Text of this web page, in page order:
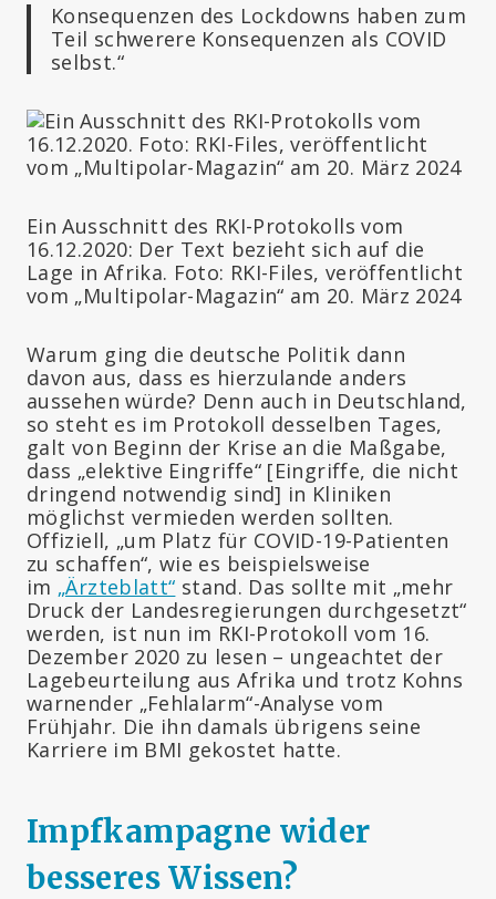
Konsequenzen des Lockdowns haben zum
Teil schwerere Konsequenzen als COVID
selbst.“
Ein Ausschnitt des RKI-Protokolls vom
16.12.2020: Der Text bezieht sich auf die
Lage in Afrika. Foto: RKI-Files, veröffentlicht
vom „Multipolar-Magazin“ am 20. März 2024
Warum ging die deutsche Politik dann
davon aus, dass es hierzulande anders
aussehen würde? Denn auch in Deutschland,
so steht es im Protokoll desselben Tages,
galt von Beginn der Krise an die Maßgabe,
dass „elektive Eingriffe“ [Eingriffe, die nicht
dringend notwendig sind] in Kliniken
möglichst vermieden werden sollten.
Offiziell, „um Platz für COVID-19-Patienten
zu schaffen“, wie es beispielsweise
im „Ärzteblatt“ stand. Das sollte mit „mehr
Druck der Landesregierungen durchgesetzt“
werden, ist nun im RKI-Protokoll vom 16.
Dezember 2020 zu lesen – ungeachtet der
Lagebeurteilung aus Afrika und trotz Kohns
warnender „Fehlalarm“-Analyse vom
Frühjahr. Die ihn damals übrigens seine
Karriere im BMI gekostet hatte.
Impfkampagne wider
besseres Wissen?